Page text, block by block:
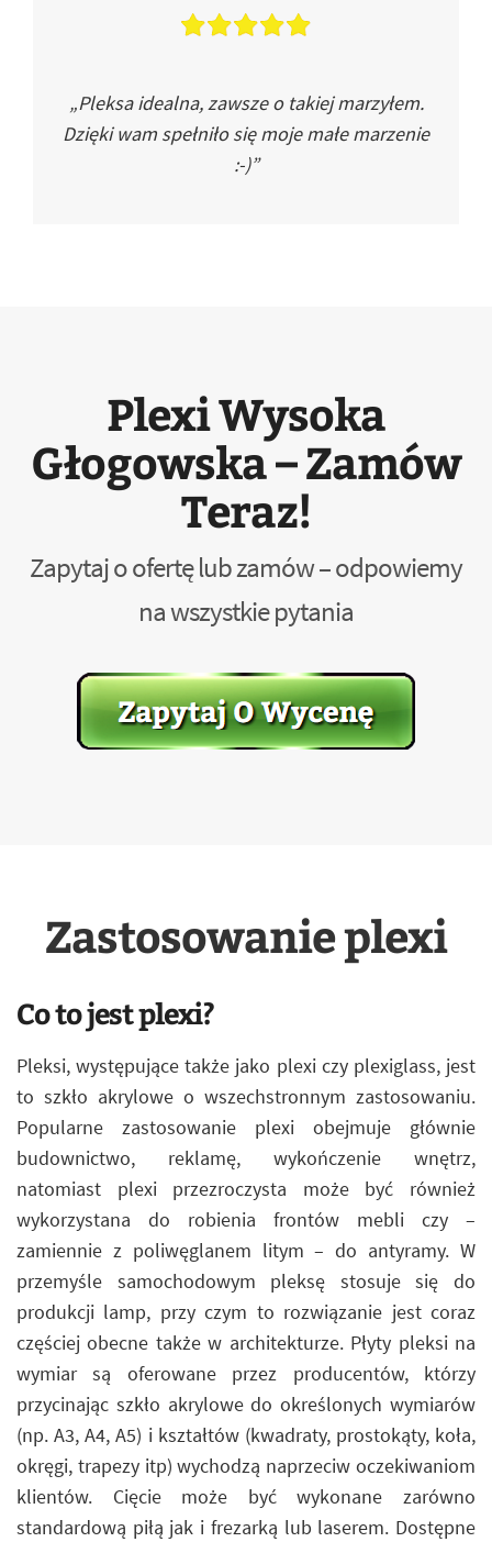
„Pleksa idealna, zawsze o takiej marzyłem.
Dzięki wam spełniło się moje małe marzenie
:-)”
Plexi Wysoka
Głogowska – Zamów
Teraz!
Zapytaj o ofertę lub zamów – odpowiemy
na wszystkie pytania
Zastosowanie plexi
Co to jest plexi?
Pleksi, występujące także jako plexi czy plexiglass, jest
to szkło akrylowe o wszechstronnym zastosowaniu.
Popularne zastosowanie plexi obejmuje głównie
budownictwo, reklamę, wykończenie wnętrz,
natomiast plexi przezroczysta może być również
wykorzystana do robienia frontów mebli czy –
zamiennie z poliwęglanem litym – do antyramy. W
przemyśle samochodowym pleksę stosuje się do
produkcji lamp, przy czym to rozwiązanie jest coraz
częściej obecne także w architekturze. Płyty pleksi na
wymiar są oferowane przez producentów, którzy
przycinając szkło akrylowe do określonych wymiarów
(np. A3, A4, A5) i kształtów (kwadraty, prostokąty, koła,
okręgi, trapezy itp) wychodzą naprzeciw oczekiwaniom
klientów. Cięcie może być wykonane zarówno
standardową piłą jak i frezarką lub laserem. Dostępne